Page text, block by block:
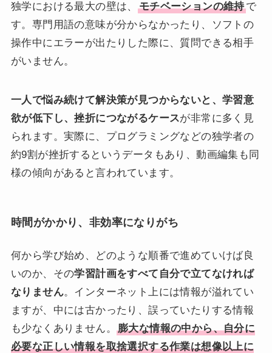
独学における最大の壁は、 モチベーションの維持で
す。専門用語の意味が分からなかったり、ソフトの
操作中にエラーが出たりした際に、質問できる相手
がいません。
一人で悩み続けて解決策が見つからないと、学習意
欲が低下し、挫折につながるケースが非常に多く見
られます。実際に、プログラミングなどの独学者の
約9割が挫折するというデータもあり、動画編集も同
様の傾向があると言われています。
時間がかかり、非効率になりがち
何から学び始め、どのような順番で進めていけば良
いのか、その学習計画をすべて自分で立てなければ
なりません。インターネット上には情報が溢れてい
ますが、中には古かったり、誤っていたりする情報
も少なくありません。
膨大な情報の中から、自分に
必要な正しい情報を取捨選択する作業は想像以上に